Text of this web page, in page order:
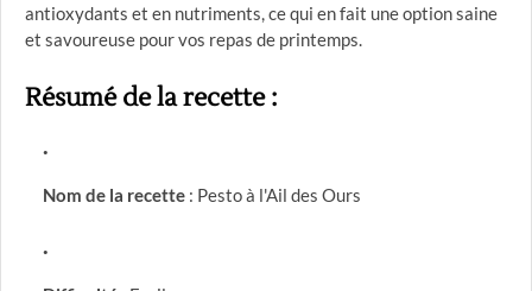
antioxydants et en nutriments, ce qui en fait une option saine
et savoureuse pour vos repas de printemps.
Résumé de la recette :
Nom de la recette : Pesto à l'Ail des Ours